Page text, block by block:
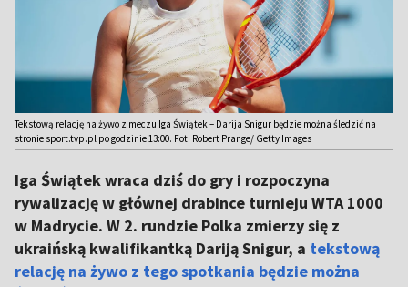
Tekstową relację na żywo z meczu Iga Świątek – Darija Snigur będzie można śledzić na
stronie sport.tvp.pl po godzinie 13:00. Fot. Robert Prange/ Getty Images
Iga Świątek wraca dziś do gry i rozpoczyna
rywalizację w głównej drabince turnieju WTA 1000
w Madrycie. W 2. rundzie Polka zmierzy się z
ukraińską kwalifikantką Dariją Snigur, a tekstową
relację na żywo z tego spotkania będzie można